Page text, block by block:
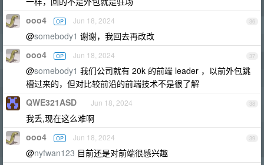
36
ooo4 OP Jun 18, 2024
@somebody1 谢谢，我回去再改改
37
ooo4 OP Jun 18, 2024
@somebody1 我们公司就有 20k 的前端 leader ，以前外包跳
槽过来的，但对比较前沿的前端技术不是很了解
38
QWE321ASD Jun 18, 2024
我丢,现在这么难啊
39
ooo4 OP Jun 18, 2024
@nyfwan123 目前还是对前端很感兴趣